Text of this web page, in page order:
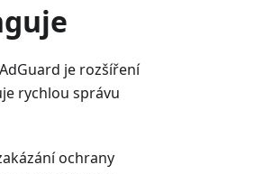
je rozšíření
rychlou správu
ochrany